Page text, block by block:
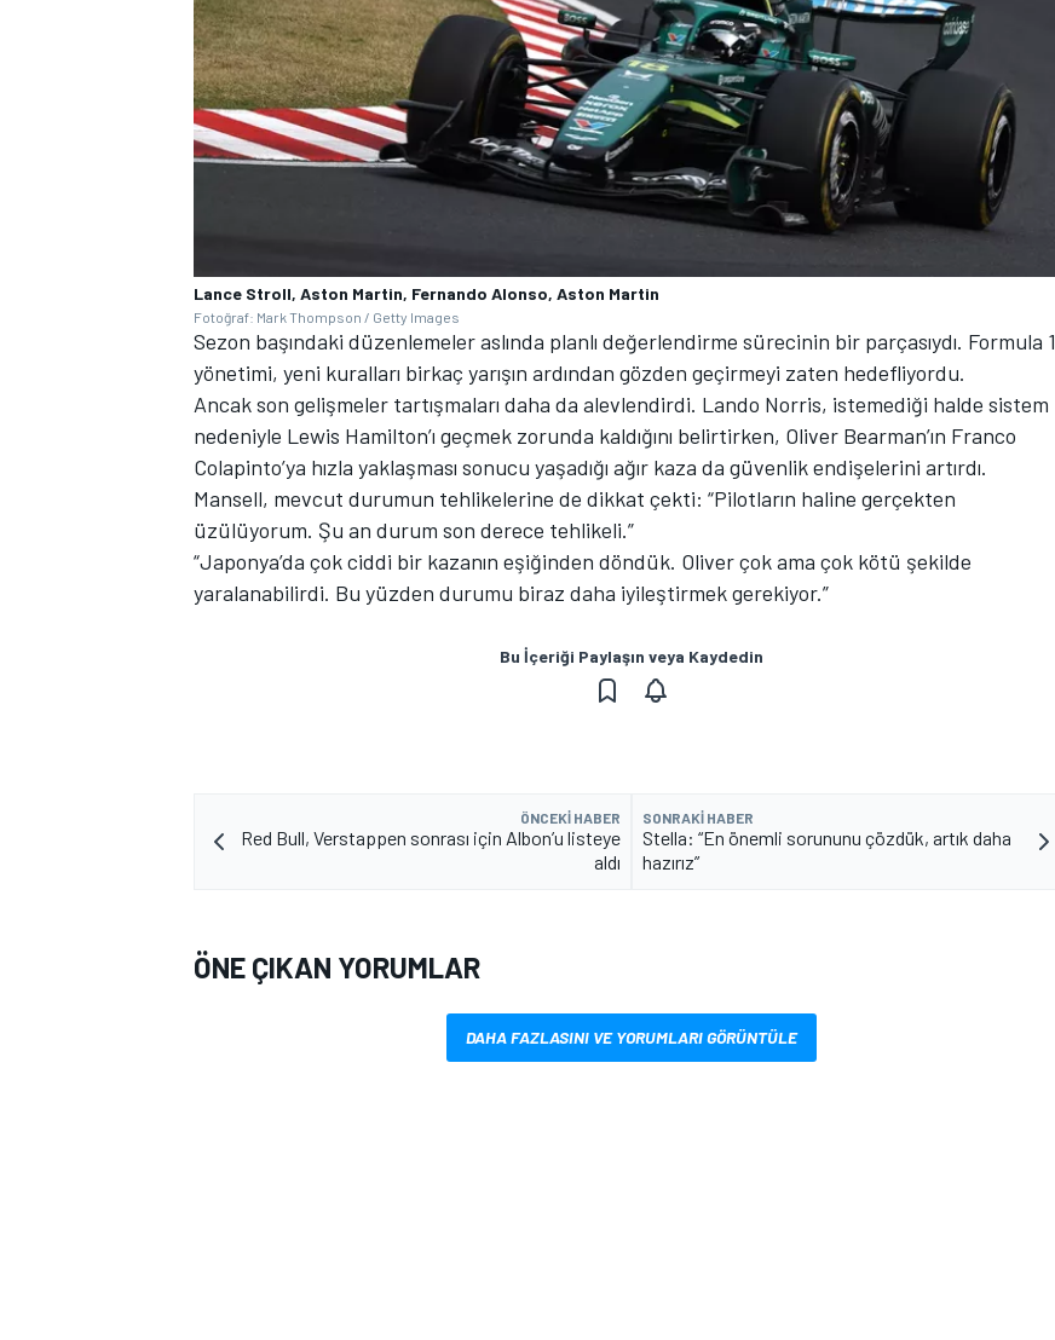
Lance Stroll, Aston Martin, Fernando Alonso, Aston Martin
Fotoğraf: Mark Thompson / Getty Images
Sezon başındaki düzenlemeler aslında planlı değerlendirme sürecinin bir parçasıydı. Formula 1
yönetimi, yeni kuralları birkaç yarışın ardından gözden geçirmeyi zaten hedefliyordu.
Ancak son gelişmeler tartışmaları daha da alevlendirdi. Lando Norris, istemediği halde sistem
nedeniyle Lewis Hamilton’ı geçmek zorunda kaldığını belirtirken, Oliver Bearman’ın Franco
Colapinto’ya hızla yaklaşması sonucu yaşadığı ağır kaza da güvenlik endişelerini artırdı.
Mansell, mevcut durumun tehlikelerine de dikkat çekti: “Pilotların haline gerçekten
üzülüyorum. Şu an durum son derece tehlikeli.”
“Japonya’da çok ciddi bir kazanın eşiğinden döndük. Oliver çok ama çok kötü şekilde
yaralanabilirdi. Bu yüzden durumu biraz daha iyileştirmek gerekiyor.”
Bu İçeriği Paylaşın veya Kaydedin
ÖNCEKI HABER
Red Bull, Verstappen sonrası için Albon’u listeye
aldı
SONRAKI HABER
Stella: “En önemli sorununu çözdük, artık daha
hazırız”
ÖNE ÇIKAN YORUMLAR
DAHA FAZLASINI VE YORUMLARI GÖRÜNTÜLE